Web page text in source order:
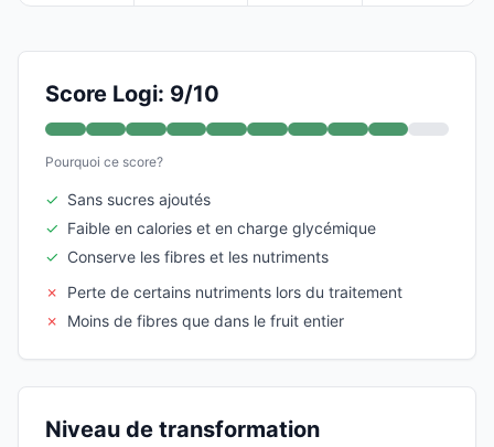
Score Logi: 9/10
Pourquoi ce score?
✓ Sans sucres ajoutés
✓ Faible en calories et en charge glycémique
✓ Conserve les fibres et les nutriments
✗
Perte de certains nutriments lors du traitement
✗
Moins de fibres que dans le fruit entier
Niveau de transformation